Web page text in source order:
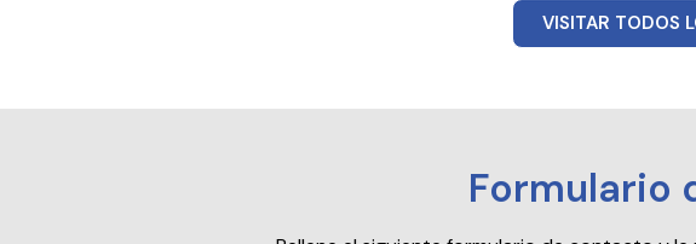
VISITAR TODOS
Formulario